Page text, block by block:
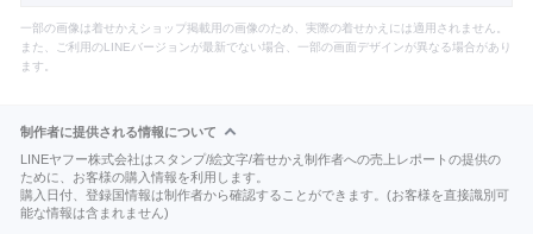
一部の画像は着せかえショップ掲載用の画像のため、実際の着せかえには適用されません。
また、ご利用のLINEバージョンが最新でない場合、一部の画面デザインが異なる場合があり
ます。
制作者に提供される情報について
LINEヤフー株式会社はスタンプ/絵文字/着せかえ制作者への売上レポートの提供の
ために、お客様の購入情報を利用します。
購入日付、登録国情報は制作者から確認することができます。(お客様を直接識別可
能な情報は含まれません)